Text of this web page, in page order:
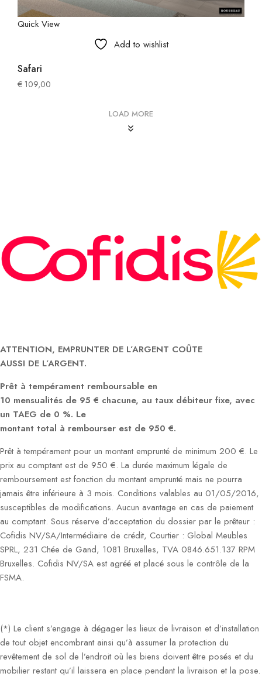
Quick View
Add to wishlist
Safari
€ 109,00
LOAD MORE
ATTENTION, EMPRUNTER DE L’ARGENT COÛTE
AUSSI DE L’ARGENT.
Prêt à tempérament remboursable en
10 mensualités de 95 € chacune, au taux débiteur fixe, avec
un TAEG de 0 %. Le
montant total à rembourser est de 950 €.
Prêt à tempérament pour un montant emprunté de minimum 200 €. Le
prix au comptant est de 950 €. La durée maximum légale de
remboursement est fonction du montant emprunté mais ne pourra
jamais être inférieure à 3 mois. Conditions valables au 01/05/2016,
susceptibles de modifications. Aucun avantage en cas de paiement
au comptant. Sous réserve d’acceptation du dossier par le prêteur :
Cofidis NV/SA/Intermédiaire de crédit, Courtier : Global Meubles
SPRL, 231 Chée de Gand, 1081 Bruxelles, TVA 0846.651.137 RPM
Bruxelles. Cofidis NV/SA est agréé et placé sous le contrôle de la
FSMA.
(*) Le client s’engage à dégager les lieux de livraison et d’installation
de tout objet encombrant ainsi qu’à assumer la protection du
revêtement de sol de l’endroit où les biens doivent être posés et du
mobilier restant qu’il laissera en place pendant la livraison et la pose.